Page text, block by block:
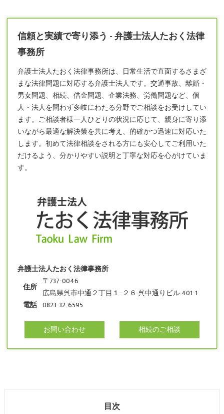
信頼と実績で寄り添う - 弁護士法人たおく法律
事務所
弁護士法人たおく法律事務所は、日常生活で直面するさまざ
まな法律問題に対応する弁護士法人です。交通事故、離婚・
男女問題、相続、借金問題、企業法務、労働問題など、個
人・法人を問わず多岐にわたる分野でご相談をお受けしてい
ます。ご相談者様一人ひとりの状況に応じて、親身に寄り添
いながら最適な解決策を共に考え、的確かつ迅速に対応いた
します。初めて法律相談をされる方にも安心してご利用いた
だけるよう、分かりやすい説明と丁寧な対応を心がけていま
す。
弁護士法人たおく法律事務所
住所
〒737-0046
広島県呉市中通２丁目１−２６ 呉中通りビル 401-1
電話 0823-32-6595
お問い合わせ 相続のご相談
目次